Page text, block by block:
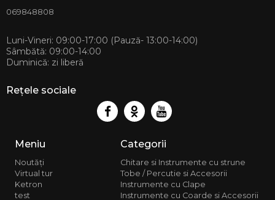
069848808
Luni-Vineri: 09:00-17:00 (Pauză- 13:00-14:00)
Sâmbătă: 09:00-14:00
Duminică: zi liberă
Rețele sociale
Meniu
Noutăți
Virtual tur
Ketron
test
Categorii
Chitare si Instrumente cu strune
Tobe / Percutie si Accesorii
Instrumente cu Clape
Instrumente cu Coarde si Accesorii